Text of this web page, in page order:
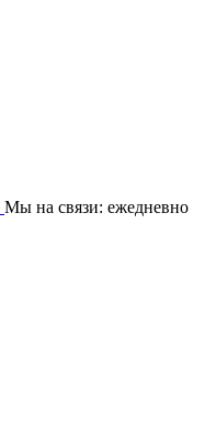
Мы на связи: ежедневно